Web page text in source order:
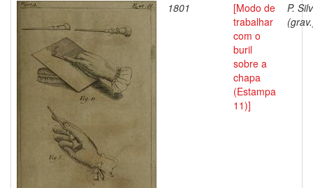
1801
[Modo de
trabalhar
com o
buril
sobre a
chapa
(Estampa
11)]
P.